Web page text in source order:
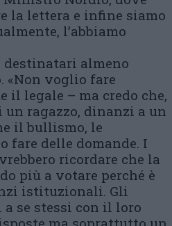
la lettera e infine siamo
l’abbiamo
destinatari almeno
«Non voglio fare
il legale – ma credo che,
ragazzo, dinanzi a un
il bullismo, le
fare delle domande. I
ricordare che la
più a votare perché è
istituzionali. Gli
se stessi con il loro